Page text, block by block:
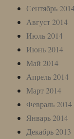
Сентябрь
Август 2014
Июль 2014
Июнь 2014
Май 2014
Апрель 2014
Март 2014
Февраль 2014
Январь 2014
Декабрь 2013